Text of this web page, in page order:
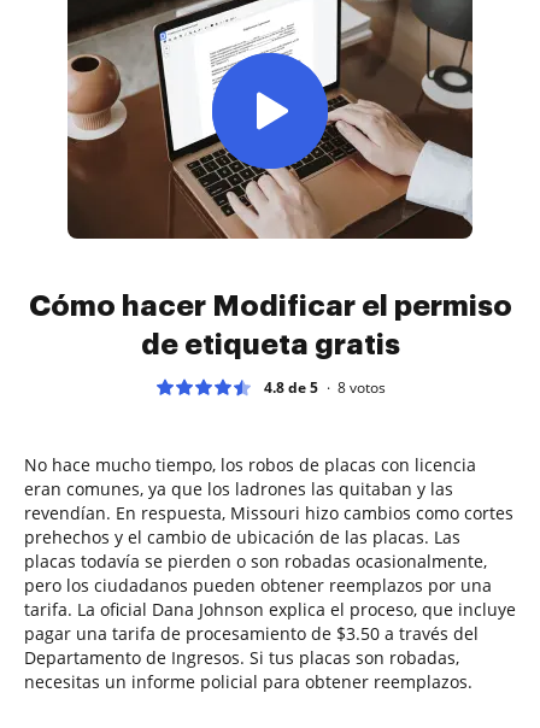
Cómo hacer Modificar el permiso
de etiqueta gratis
4.8 de 5 8votos
No hace mucho tiempo, los robos de placas con licencia
eran comunes, ya que los ladrones las quitaban y las
revendían. En respuesta, Missouri hizo cambios como cortes
prehechos y el cambio de ubicación de las placas. Las
placas todavía se pierden o son robadas ocasionalmente,
pero los ciudadanos pueden obtener reemplazos por una
tarifa. La oficial Dana Johnson explica el proceso, que incluye
pagar una tarifa de procesamiento de $3.50 a través del
Departamento de Ingresos. Si tus placas son robadas,
necesitas un informe policial para obtener reemplazos.